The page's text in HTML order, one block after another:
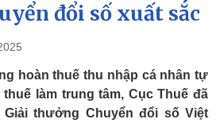
Giáo dục
đổi số xuất sắc
hoàn thuế thu nhập cá nhân tự
làm trung tâm, Cục Thuế đã
thưởng Chuyển đổi số Việt